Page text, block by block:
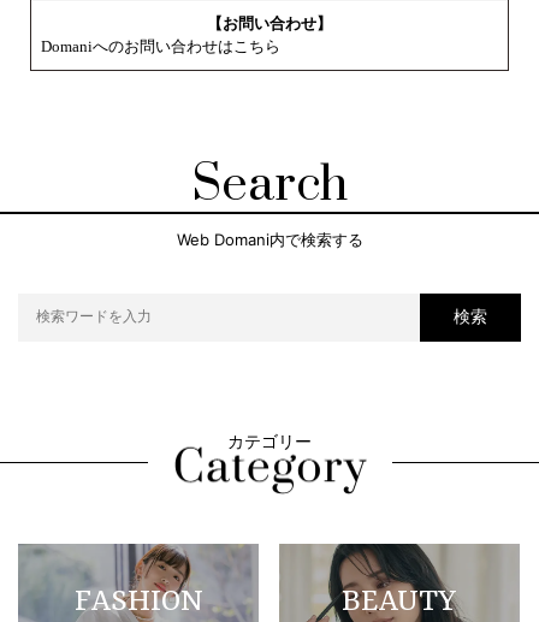
【お問い合わせ】
Domaniへのお問い合わせはこちら
Search
Web Domani内で検索する
検索
カテゴリー
FASHION BEAUTY